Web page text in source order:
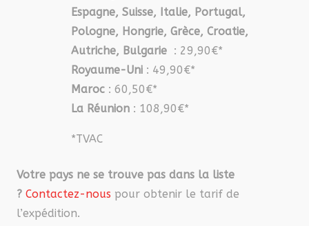
Espagne, Suisse, Italie, Portugal,
Pologne, Hongrie, Grèce, Croatie,
Autriche, Bulgarie : 29,90€*
Royaume-Uni : 49,90€*
Maroc : 60,50€*
La Réunion : 108,90€*
*TVAC
Votre pays ne se trouve pas dans la liste
? Contactez-nous pour obtenir le tarif de
l’expédition.